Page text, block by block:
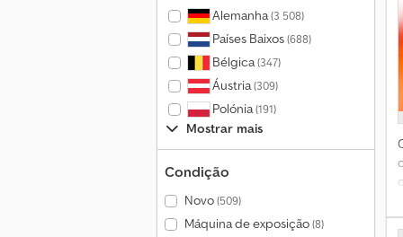
Alemanha(3 508)
Países Baixos(688)
Bélgica(347)
Áustria(309)
Polónia(191)
Mostrar mais
Condição
Novo(509)
Máquina de exposição(8)